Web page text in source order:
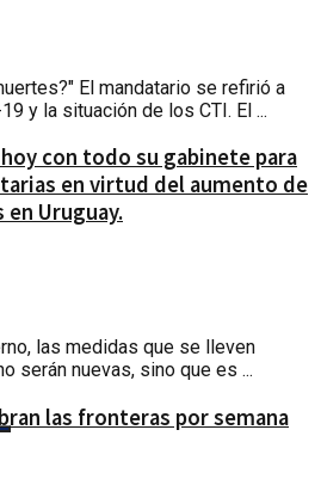
El mandatario se refirió a
y la situación de los CTI. El ...
con todo su gabinete para
en virtud del aumento de
en Uruguay.
las medidas que se lleven
serán nuevas, sino que es ...
las fronteras por semana